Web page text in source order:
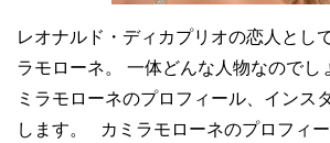
レオナルド・ディカプリオの恋人とし
ラモローネ。 一体どんな人物なのでし
ミラモローネのプロフィール、インス
します。 カミラモローネのプロフィ